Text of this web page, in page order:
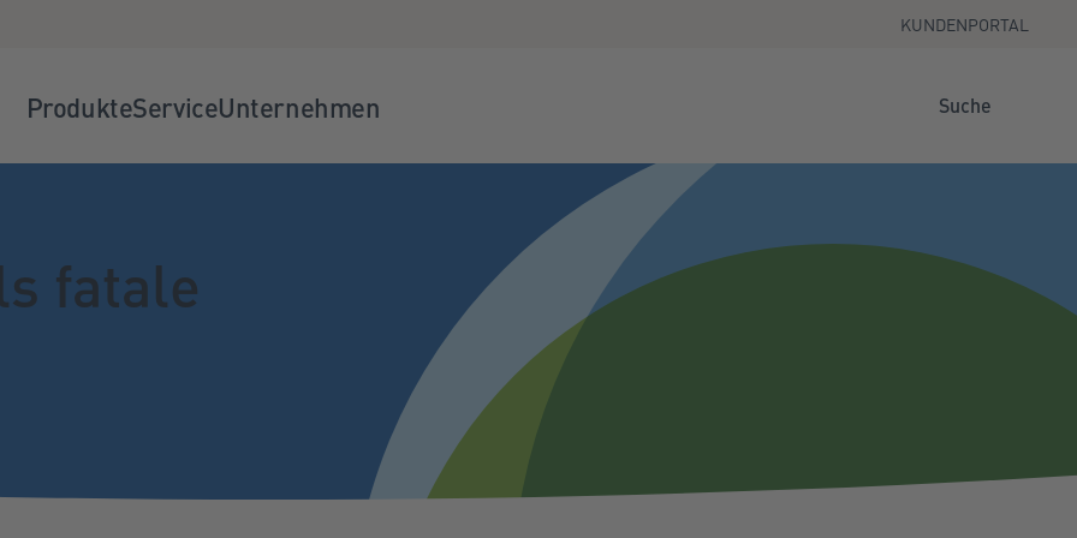
KUNDENPORTAL
ProdukteServiceUnternehmen Suche
fatale